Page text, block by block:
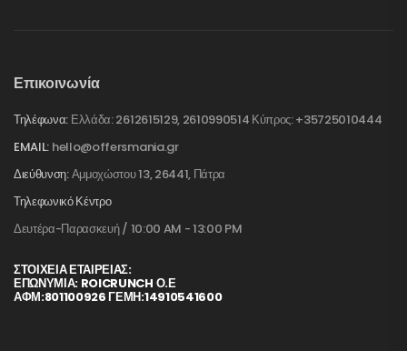
Επικοινωνία
Τηλέφωνα: Ελλάδα: 2612615129, 2610990514 Κύπρος: +35725010444
EMAIL: hello@offersmania.gr
Διεύθυνση:Αμμοχώστου 13, 26441, Πάτρα
Τηλεφωνικό Κέντρο
Δευτέρα-Παρασκευή / 10:00 AM - 13:00 PM
ΣΤΟΙΧΕΊΑ ΕΤΑΙΡΕΊΑΣ:
ΕΠΩΝΥΜΙΑ: ROICRUNCH Ο.Ε
ΑΦΜ:801100926 ΓΕΜΗ:14910541600